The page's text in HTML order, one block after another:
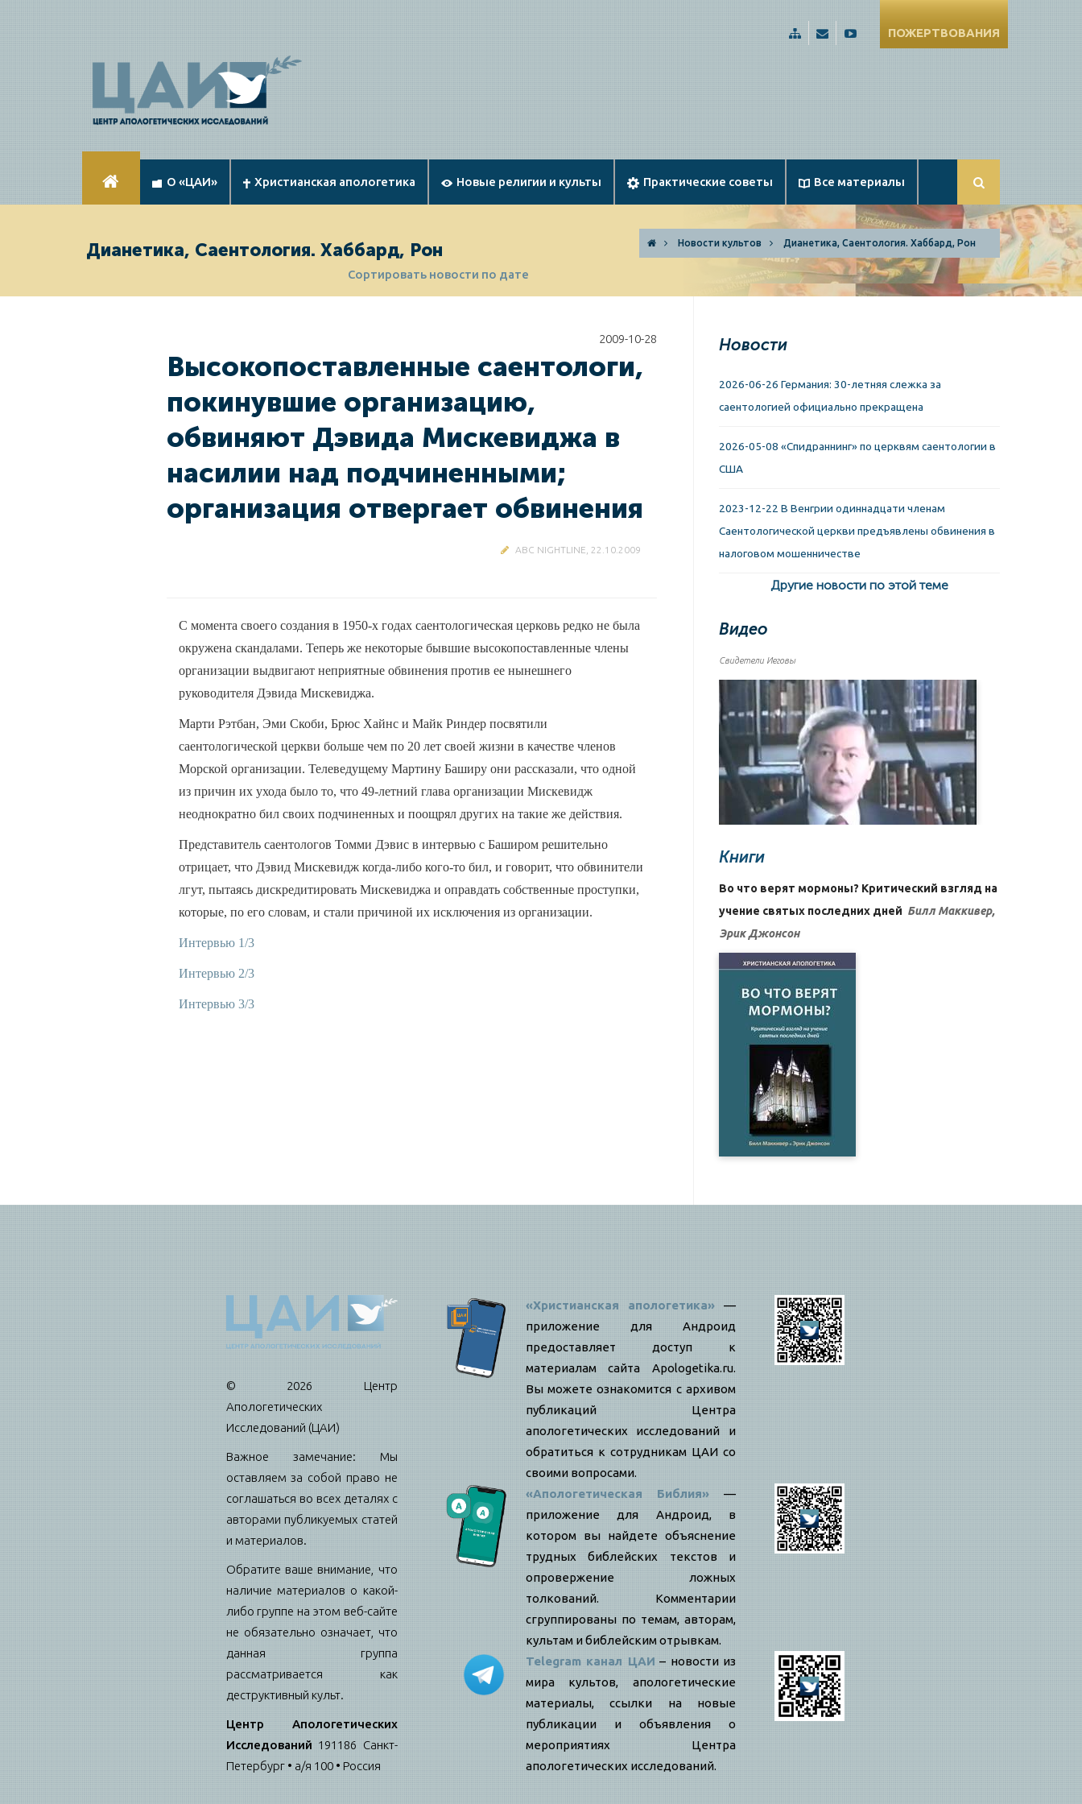
ПОЖЕРТВОВАНИЯ
О «ЦАИ» Христианская апологетика Новые религии и культы Практические советы Все материалы
Дианетика, Саентология. Хаббард, Рон
Сортировать новости по дате
Новости культов Дианетика, Саентология. Хаббард, Рон
2009-10-28
Высокопоставленные саентологи,
покинувшие организацию,
обвиняют Дэвида Мискевиджа в
насилии над подчиненными;
организация отвергает обвинения
ABC NIGHTLINE, 22.10.2009
С момента своего создания в 1950-х годах саентологическая церковь редко не была
окружена скандалами. Теперь же некоторые бывшие высокопоставленные члены
организации выдвигают неприятные обвинения против ее нынешнего
руководителя Дэвида Мискевиджа.
Марти Рэтбан, Эми Скоби, Брюс Хайнс и Майк Риндер посвятили
саентологической церкви больше чем по 20 лет своей жизни в качестве членов
Морской организации. Телеведущему Мартину Баширу они рассказали, что одной
из причин их ухода было то, что 49-летний глава организации Мискевидж
неоднократно бил своих подчиненных и поощрял других на такие же действия.
Представитель саентологов Томми Дэвис в интервью с Баширом решительно
отрицает, что Дэвид Мискевидж когда-либо кого-то бил, и говорит, что обвинители
лгут, пытаясь дискредитировать Мискевиджа и оправдать собственные проступки,
которые, по его словам, и стали причиной их исключения из организации.
Интервью 1/3
Интервью 2/3
Интервью 3/3
Новости
2026-06-26 Германия: 30-летняя слежка за
саентологией официально прекращена
2026-05-08 «Спидраннинг» по церквям саентологии в
США
2023-12-22 В Венгрии одиннадцати членам
Саентологической церкви предъявлены обвинения в
налоговом мошенничестве
Другие новости по этой теме
Видео
Свидетели Иеговы
Книги
Во что верят мормоны? Критический взгляд на
учение святых последних дней Билл Маккивер,
Эрик Джонсон
© 2026 Центр
Апологетических
Исследований (ЦАИ)
Важное замечание: Мы
оставляем за собой право не
соглашаться во всех деталях с
авторами публикуемых статей
и материалов.
Обратите ваше внимание, что
наличие материалов о какой-
либо группе на этом веб-сайте
не обязательно означает, что
данная группа
рассматривается как
деструктивный культ.
Центр Апологетических
Исследований 191186 Санкт-
Петербург • а/я 100 • Россия
«Христианская апологетика» —
приложение для Андроид
предоставляет доступ к
материалам сайта Apologetika.ru.
Вы можете ознакомится с архивом
публикаций Центра
апологетических исследований и
обратиться к сотрудникам ЦАИ со
своими вопросами.
«Апологетическая Библия» —
приложение для Андроид, в
котором вы найдете объяснение
трудных библейских текстов и
опровержение ложных
толкований. Комментарии
сгруппированы по темам, авторам,
культам и библейским отрывкам.
Telegram канал ЦАИ – новости из
мира культов, апологетические
материалы, ссылки на новые
публикации и объявления о
мероприятиях Центра
апологетических исследований.